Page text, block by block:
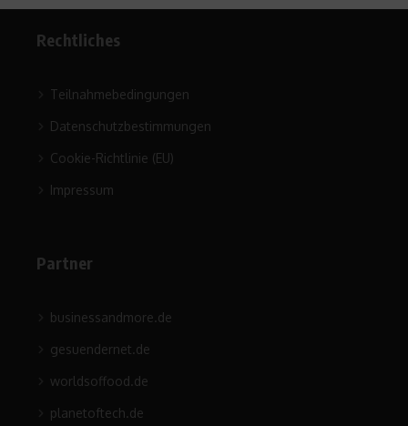
Rechtliches
Teilnahmebedingungen
Datenschutzbestimmungen
Cookie-Richtlinie (EU)
Impressum
Partner
businessandmore.de
gesuendernet.de
worldsoffood.de
planetoftech.de